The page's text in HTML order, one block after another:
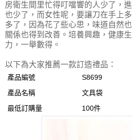
房衛生間里忙得叮噹響的人少了，
也少了，而女性呢，要讓刀在手上
多了，因為花了些心思，味道自然
關係也得到改善。培養興趣，健康
力，一舉數得。
以下為大家推薦一款訂造禮品：
產品編號
S8699
產品名稱
文具袋
最低訂購量
100件